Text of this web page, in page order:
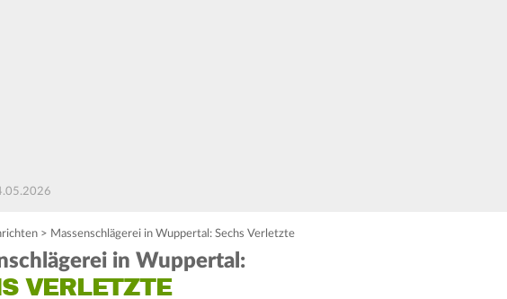
> Massenschlägerei in Wuppertal: Sechs Verletzte
in Wuppertal:
VERLETZTE